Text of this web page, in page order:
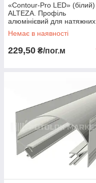
«Contour-Pro LED» (білий)
ALTEZA. Профіль
алюмінієвий для натяжних
стель
Немає в наявності
229,50 ₴/пог.м